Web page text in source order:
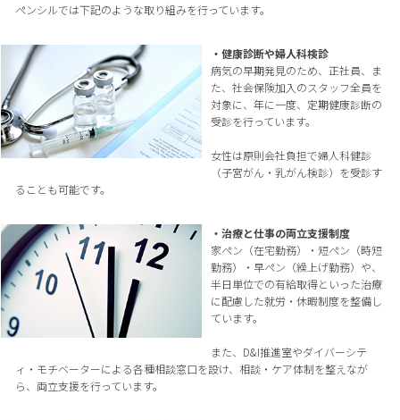
ペンシルでは下記のような取り組みを行っています。
・健康診断や婦人科検診
病気の早期発見のため、正社員、ま
た、社会保険加入のスタッフ全員を
対象に、年に一度、定期健康診断の
受診を行っています。
女性は原則会社負担で婦人科健診
（子宮がん・乳がん検診）を受診す
ることも可能です。
・治療と仕事の両立支援制度
家ペン（在宅勤務）・短ペン（時短
勤務）・早ペン（繰上げ勤務）や、
半日単位での有給取得といった治療
に配慮した就労・休暇制度を整備し
ています。
また、D&I推進室やダイバーシテ
ィ・モチベーターによる各種相談窓口を設け、相談・ケア体制を整えなが
ら、両立支援を行っています。